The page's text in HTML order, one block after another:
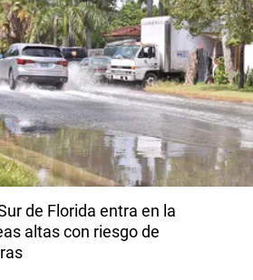
de Florida entra en la
altas con riesgo de